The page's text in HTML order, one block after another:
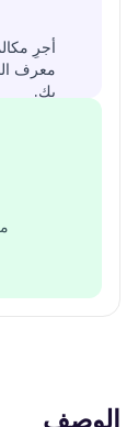
أجرِ
معرف
بك.
الوصف